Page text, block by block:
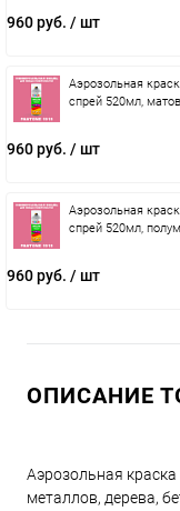
960 руб. / шт
Аэрозольная
спрей 520мл,
960 руб. / шт
Аэрозольная
спрей 520мл,
960 руб. / шт
ОПИСАНИЕ
Аэрозольная
металлов, дерева,